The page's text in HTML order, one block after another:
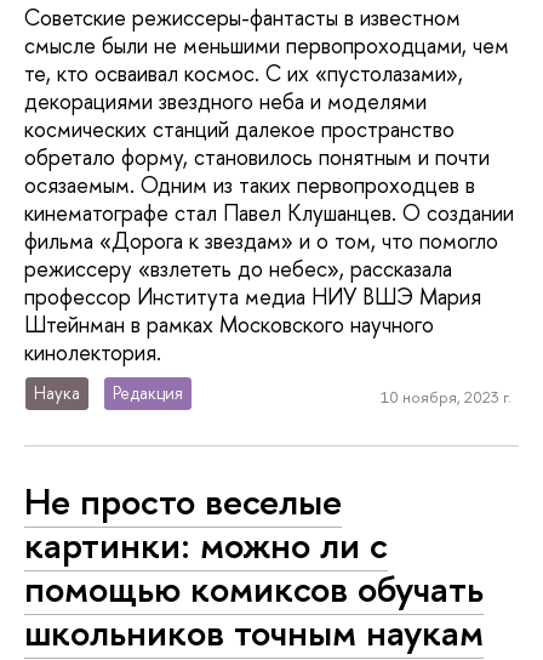
Советские режиссеры-фантасты в известном
смысле были не меньшими первопроходцами, чем
те, кто осваивал космос. С их «пустолазами»,
декорациями звездного неба и моделями
космических станций далекое пространство
обретало форму, становилось понятным и почти
осязаемым. Одним из таких первопроходцев в
кинематографе стал Павел Клушанцев. О создании
фильма «Дорога к звездам» и о том, что помогло
режиссеру «взлететь до небес», рассказала
профессор Института медиа НИУ ВШЭ Мария
Штейнман в рамках Московского научного
кинолектория.
Наука Редакция 10 ноября, 2023 г.
Не просто веселые
картинки: можно ли с
помощью комиксов обучать
школьников точным наукам